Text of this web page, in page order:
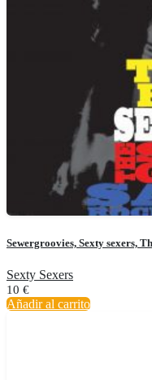
Sewergroovies, Sexty sexers,
Sexty Sexers
10 €
Añadir al carrito